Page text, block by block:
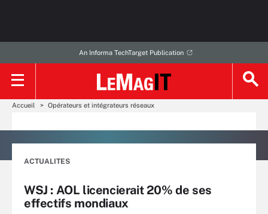
An Informa TechTarget Publication
Accueil Opérateurs et intégrateurs réseaux
ACTUALITES
WSJ : AOL licencierait 20% de ses
effectifs mondiaux